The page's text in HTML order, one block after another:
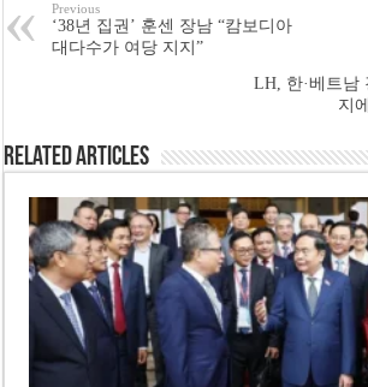
Previous
‘38년 집권’ 훈센 장남 “캄보디아
대다수가 여당 지지”
LH, 한·베트남
지
Related Articles